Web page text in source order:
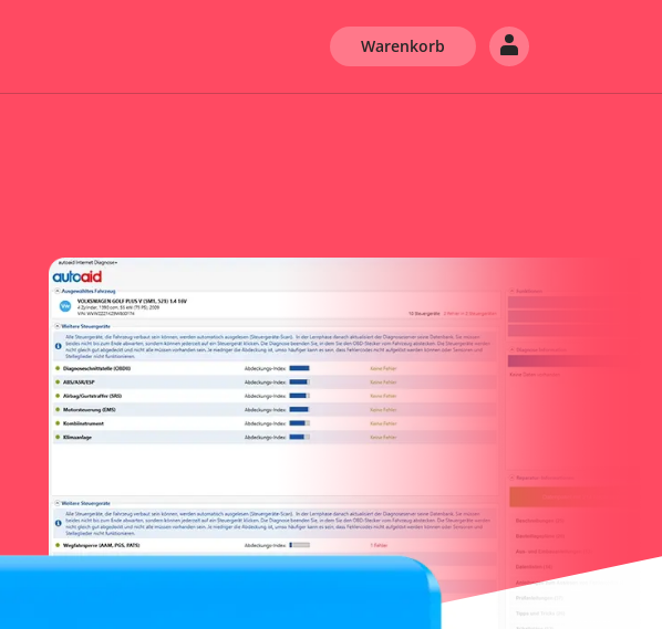
Warenkorb